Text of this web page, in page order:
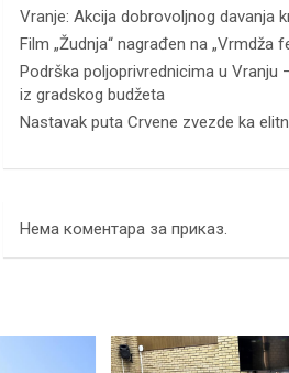
Vranje: Akcija dobrovoljnog davanja
Film „Žudnja“ nagrađen na „Vrmdža
Podrška poljoprivrednicima u Vranju
iz gradskog budžeta
Nastavak puta Crvene zvezde ka
Нема коментара за приказ.